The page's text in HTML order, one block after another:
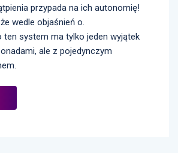
przypada na ich autonomię!
wedle objaśnień o.
ten system ma tylko jeden wyjątek
ale z pojedynczym